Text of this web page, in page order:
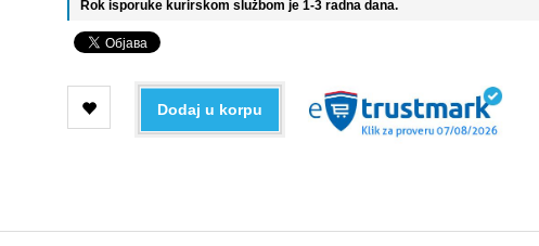
Rok isporuke kurirskom službom je 1-3 radna dana.
Dodaj u korpu